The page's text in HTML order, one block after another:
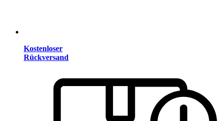
Kostenloser
Rückversand